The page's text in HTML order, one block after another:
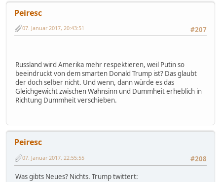
Peiresc
#207
07. Januar 2017, 20:43:51
Russland wird Amerika mehr respektieren, weil Putin so
beeindruckt von dem smarten Donald Trump ist? Das glaubt
der doch selber nicht. Und wenn, dann würde es das
Gleichgewicht zwischen Wahnsinn und Dummheit erheblich in
Richtung Dummheit verschieben.
Peiresc
#208
07. Januar 2017, 22:55:55
Was gibts Neues? Nichts. Trump twittert: